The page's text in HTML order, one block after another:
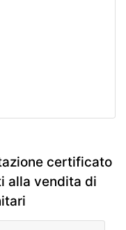
certificato
alla vendita di